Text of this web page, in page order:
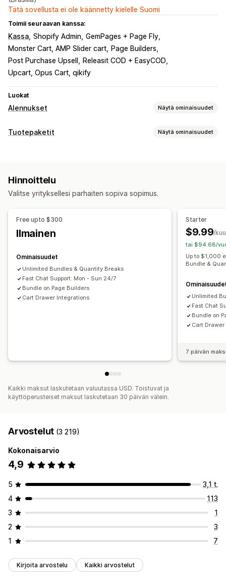
Tätä sovellusta ei ole käännetty kielelle Suomi
Toimii seuraavan kanssa:
Kassa Shopify Admin GemPages + Page Fly
Monster Cart, AMP Slider cart
Page Builders
Post Purchase Upsell
Releasit COD + EasyCOD
Upcart, Opus Cart, qikify
Luokat
Alennukset Näytä ominaisuudet
Alennustyypit
Prosenttialennukset
Korialennukset Lahjat Tuotepaketit Lisämyyntialennukset
Alennusten hallinnointi
Segmentointi
Tuotepaketit Näytä ominaisuudet
Lisämyyntipaketit
Digitaaliset tuotteet Mukautetut tuotepaketit
Ilmainen toimitus
Kaksi yhden hinnalla
Hinnoittelu
Valitse yrityksellesi parhaiten sopiva sopimus.
Free upto $300
Ilmainen
Ominaisuudet
Unlimited Bundles & Quantity Breaks
Fast Chat Support: Mon - Sun 24/7
Bundle on Page Builders
Cart Drawer Integrations
Starter
$9.99/
tai $94.68/
Up to $1,000
Bundle &
Unlimited
Fast Chat
Bundle on
Cart
7 päivän
Kaikki maksut laskutetaan valuutassa USD. Toistuvat ja
käyttöperusteiset maksut laskutetaan 30 päivän välein.
Arvostelut (3 219)
Kokonaisarvio
4,9
5
3,1 t.
4
113
3
1
2
3
1
7
Kirjoita arvostelu Kaikki arvostelut